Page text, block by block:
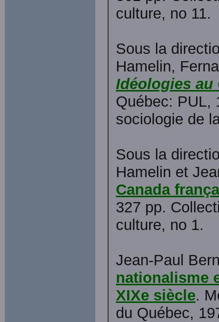
culture, no 11.
Sous la
Hamelin,
Idéologies au
Québec: PUL,
sociologie de
Sous la
Hamelin et
Canada
327 pp.
culture, no 1.
Jean-Paul
nationalisme
XIXe siècle.
du Québec,